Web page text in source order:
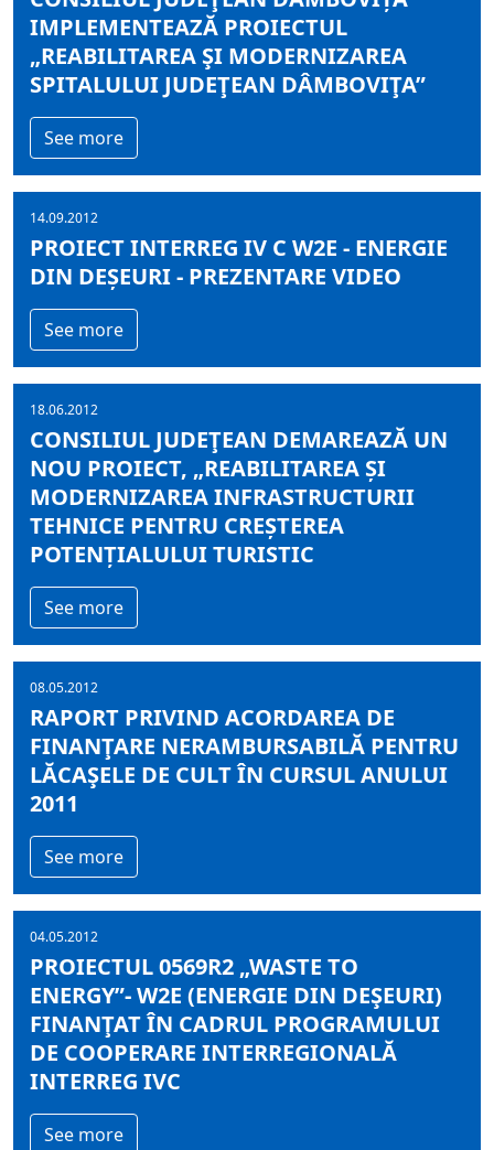
IMPLEMENTEAZĂ PROIECTUL
„REABILITAREA ŞI MODERNIZAREA
SPITALULUI JUDEŢEAN DÂMBOVIŢA”
See more
14.09.2012
PROIECT INTERREG IV C W2E - ENERGIE
DIN DEȘEURI - PREZENTARE VIDEO
See more
18.06.2012
CONSILIUL JUDEŢEAN DEMAREAZĂ UN
NOU PROIECT, „REABILITAREA ȘI
MODERNIZAREA INFRASTRUCTURII
TEHNICE PENTRU CREȘTEREA
POTENȚIALULUI TURISTIC
See more
08.05.2012
RAPORT PRIVIND ACORDAREA DE
FINANŢARE NERAMBURSABILĂ PENTRU
LĂCAŞELE DE CULT ÎN CURSUL ANULUI
2011
See more
04.05.2012
PROIECTUL 0569R2 „WASTE TO
ENERGY”- W2E (ENERGIE DIN DEŞEURI)
FINANŢAT ÎN CADRUL PROGRAMULUI
DE COOPERARE INTERREGIONALĂ
INTERREG IVC
See more